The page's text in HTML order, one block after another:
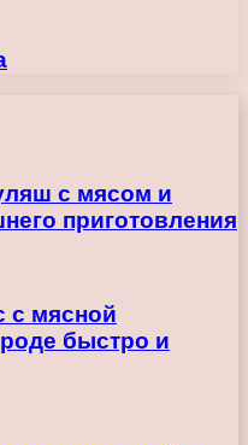
с мясом и
приготовления
с мясной
быстро и